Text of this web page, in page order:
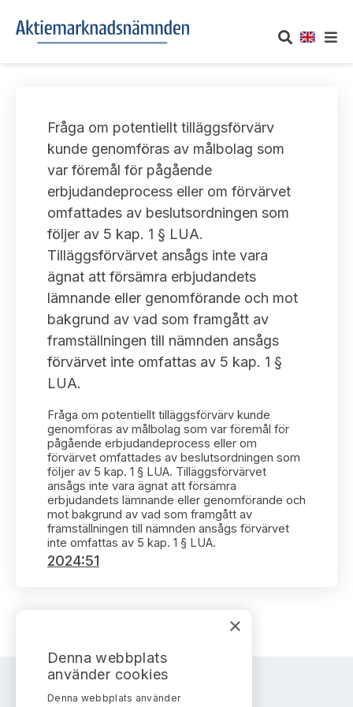
Om oss
Vårt uppdrag
Informationsgivning
Arbetssätt och jävsfrågor
Stadgar
Arbetsordning
Ledamöter
Huvudmän
Verksamhetsberättelser
Publikationer och anföranden
UTTALANDEN
Om nämndens uttalanden
Framställningar och konsultation
Uttalanden sorterade efter publiceringsdatum
Samtliga uttalanden sorterade årsvis
Uttalanden sorterade ämnesvis
Sök uttalanden
Avgifter
Prenumerera
TAKEOVER-REGLER
Takeover-regler för reglerade marknader och vissa
handelsplattformar
AKTUELLT
Nyheter och pressmeddelanden
Prenumerera
Bildarkiv
KONTAKT
Kontakt angående ansökningar och uttalanden
Kontakt administrativa ärenden
Fråga om potentiellt tilläggsförvärv
kunde genomföras av målbolag som
var föremål för pågående
erbjudandeprocess eller om förvärvet
omfattades av beslutsordningen som
följer av 5 kap. 1 § LUA.
Tilläggsförvärvet ansågs inte vara
ägnat att försämra erbjudandets
lämnande eller genomförande och mot
bakgrund av vad som framgått av
framställningen till nämnden ansågs
förvärvet inte omfattas av 5 kap. 1 §
LUA.
Fråga om potentiellt tilläggsförvärv kunde
genomföras av målbolag som var föremål för
pågående erbjudandeprocess eller om
förvärvet omfattades av beslutsordningen som
följer av 5 kap. 1 § LUA. Tilläggsförvärvet
ansågs inte vara ägnat att försämra
erbjudandets lämnande eller genomförande och
mot bakgrund av vad som framgått av
framställningen till nämnden ansågs förvärvet
inte omfattas av 5 kap. 1 § LUA.
2024:51
×
Denna webbplats
använder cookies
Denna webbplats använder